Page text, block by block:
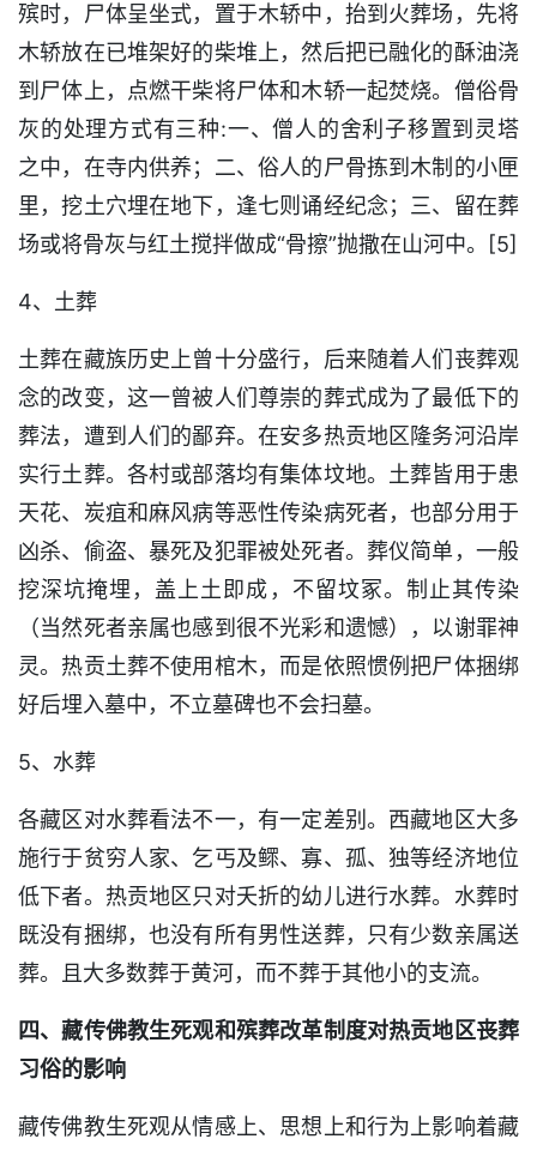
殡时，尸体呈坐式，置于木轿中，抬到火葬场，先将
木轿放在已堆架好的柴堆上，然后把已融化的酥油浇
到尸体上，点燃干柴将尸体和木轿一起焚烧。僧俗骨
灰的处理方式有三种:一、僧人的舍利子移置到灵塔
之中，在寺内供养；二、俗人的尸骨拣到木制的小匣
里，挖土穴埋在地下，逢七则诵经纪念；三、留在葬
场或将骨灰与红土搅拌做成“骨擦”抛撒在山河中。[5]
4、土葬
土葬在藏族历史上曾十分盛行，后来随着人们丧葬观
念的改变，这一曾被人们尊崇的葬式成为了最低下的
葬法，遭到人们的鄙弃。在安多热贡地区隆务河沿岸
实行土葬。各村或部落均有集体坟地。土葬皆用于患
天花、炭疽和麻风病等恶性传染病死者，也部分用于
凶杀、偷盗、暴死及犯罪被处死者。葬仪简单，一般
挖深坑掩埋，盖上土即成，不留坟冢。制止其传染
（当然死者亲属也感到很不光彩和遗憾），以谢罪神
灵。热贡土葬不使用棺木，而是依照惯例把尸体捆绑
好后埋入墓中，不立墓碑也不会扫墓。
5、水葬
各藏区对水葬看法不一，有一定差别。西藏地区大多
施行于贫穷人家、乞丐及鳏、寡、孤、独等经济地位
低下者。热贡地区只对夭折的幼儿进行水葬。水葬时
既没有捆绑，也没有所有男性送葬，只有少数亲属送
葬。且大多数葬于黄河，而不葬于其他小的支流。
四、藏传佛教生死观和殡葬改革制度对热贡地区丧葬
习俗的影响
藏传佛教生死观从情感上、思想上和行为上影响着藏